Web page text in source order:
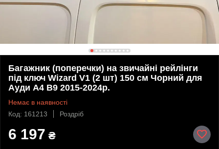
Багажник (поперечки) на звичайні рейлінги
під ключ Wizard V1 (2 шт) 150 см Чорний для
Ауди A4 B9 2015-2024р.
Немає в наявності
Код: 161213
Роздріб
6 197 ₴